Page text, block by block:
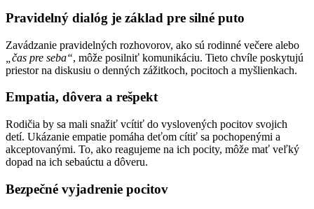
Pravidelný dialóg je základ pre silné puto
Zavádzanie pravidelných rozhovorov, ako sú rodinné večere alebo
„čas pre seba“, môže posilniť komunikáciu. Tieto chvíle poskytujú
priestor na diskusiu o denných zážitkoch, pocitoch a myšlienkach.
Empatia, dôvera a rešpekt
Rodičia by sa mali snažiť vcítiť do vyslovených pocitov svojich
detí. Ukázanie empatie pomáha deťom cítiť sa pochopenými a
akceptovanými. To, ako reagujeme na ich pocity, môže mať veľký
dopad na ich sebaúctu a dôveru.
Bezpečné vyjadrenie pocitov